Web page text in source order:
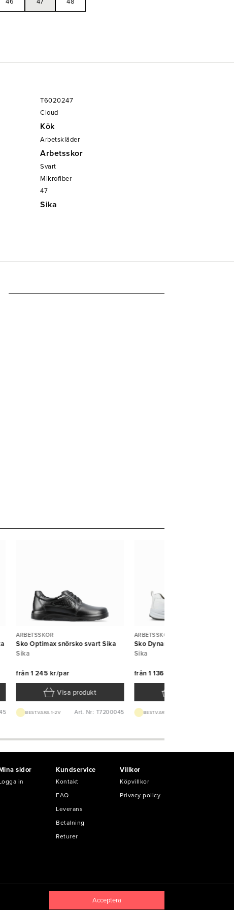
T6020247
Cloud
Kök
Arbetskläder
Arbetsskor
Svart
Mikrofiber
47
Sika
ARBETSSKOR
Sko Optimax snörsko svart Sika
Sika
från1 245 kr/par
Visa produkt
BEST.VARA 1-2V Art. Nr: T7200045
ARBETSSKOR
Sko Dynamic sneaker vit Sika
Sika
från1 136 kr/par
BEST.VARA 1-2V
sidor
in
Kundservice
Kontakt
FAQ
Leverans
Betalning
Returer
Villkor
Köpvillkor
Privacy policy
Acceptera